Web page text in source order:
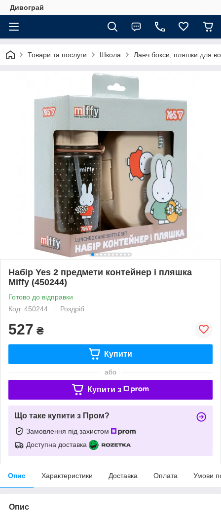
Дивограй
Товари та послуги Школа Ланч бокси, пляшки для
Набір Yes 2 предмети контейнер і пляшка
Miffy (450244)
Готово до відправки
Код: 450244
Роздріб
527 ₴
Купити
або
Купити з
Що таке купити з Пром?
Замовлення під захистом
Доступна доставка
Опис Характеристики Доставка Оплата Умови
Опис